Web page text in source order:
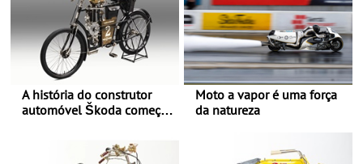
A história do construtor
automóvel Škoda começou
Moto a vapor é uma força
da natureza